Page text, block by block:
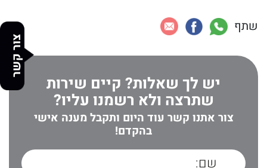
צור קשר
שתף
יש לך שאלות? קיים שירות
שתרצה ולא רשמנו עליו?
צור אתנו קשר עוד היום ותקבל מענה אישי
בהקדם!